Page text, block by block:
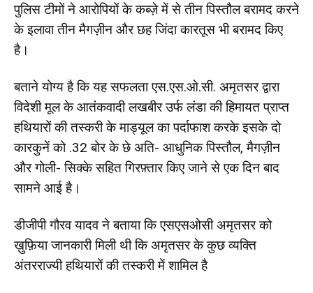
पुलिस टीमों ने आरोपियों के कब्ज़े में से तीन पिस्तौल बरामद करने
के इलावा तीन मैगज़ीन और छह जिंदा कारतूस भी बरामद किए
है।
बताने योग्य है कि यह सफलता एस.एस.ओ.सी. अमृतसर द्वारा
विदेशी मूल के आतंकवादी लखबीर उर्फ लंडा की हिमायत प्राप्त
हथियारों की तस्करी के माड्यूल का पर्दाफाश करके इसके दो
कारकुनें को .32 बोर के छे अति- आधुनिक पिस्तौल, मैगज़ीन
और गोली- सिक्के सहित गिरफ़्तार किए जाने से एक दिन बाद
सामने आई है।
डीजीपी गौरव यादव ने बताया कि एसएसओसी अमृतसर को
ख़ुफ़िया जानकारी मिली थी कि अमृतसर के कुछ व्यक्ति
अंतरराज्यी हथियारों की तस्करी में शामिल है